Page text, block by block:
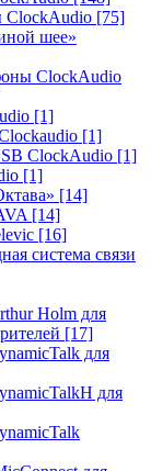
ClockAudio [75]
шее»
ClockAudio
[1]
[1]
ClockAudio [1]
[1]
[14]
[14]
[16]
система связи
Holm для
[17]
для
для